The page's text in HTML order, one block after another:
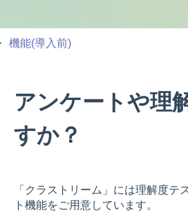
機能(導入前)
アンケートや理
すか？
「クラストリーム」には理解度
ト機能をご用意しています。